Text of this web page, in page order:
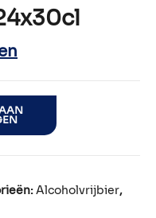
Alcoholvrijbier,